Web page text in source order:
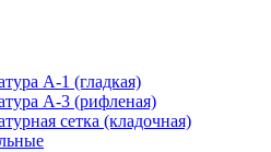
А-1 (гладкая)
А-3 (рифленая)
сетка (кладочная)